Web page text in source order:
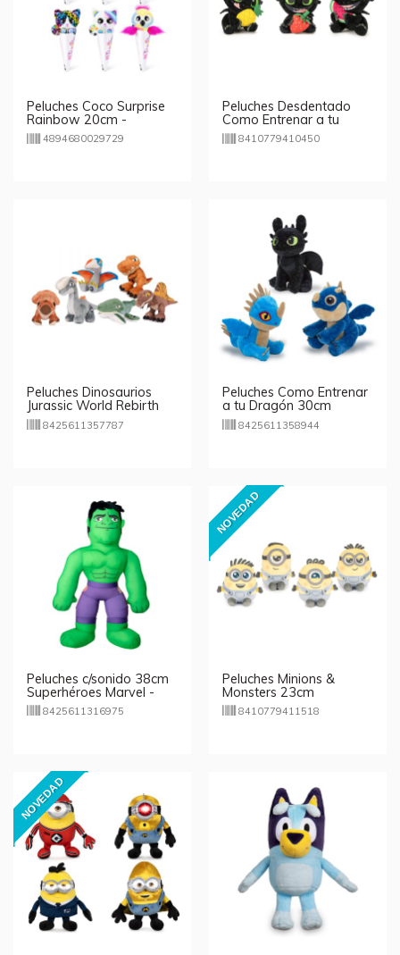
Peluches Coco Surprise
Rainbow 20cm -
modelos aleatorios
4894680029729
Peluches Desdentado
Como Entrenar a tu
Dragón c/fruta 25cm
8410779410450
Peluches Dinosaurios
Jurassic World Rebirth
25cm8425611357787
Peluches Como Entrenar
a tu Dragón 30cm
8425611358944
Peluches c/sonido 38cm
Superhéroes Marvel -
Hulk8425611316975
NOVEDAD
Peluches Minions &
Monsters 23cm
8410779411518
NOVEDAD